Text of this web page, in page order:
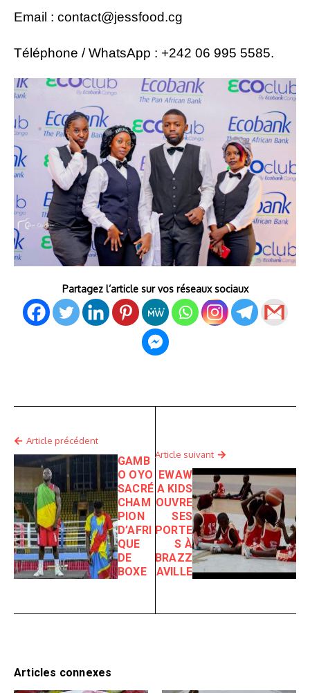
Email : contact@jessfood.cg
Téléphone / WhatsApp : +242 06 995 5585.
Partagez l’article sur vos réseaux sociaux
Article précédent
GAMB
O OYO
SACRÉ
CHAM
PION
D’AFRI
QUE
DE
BOXE
Article suivant
EWAW
A KIDS
OUVRE
SES
PORTE
S À
BRAZZ
AVILLE
Articles connexes